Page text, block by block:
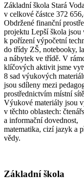
Základní škola Stará
v celkové částce 372
Obdržené finanční
projektu Lepší škola jsou
k pořízení výpočetní
do třídy ZŠ, notebooky,
a nábytek ve třídě. V
klíčových aktivit jsme
8 sad výukových
jsou sdíleny mezi
prostřednictvím místní
Výukové materiály jsou
v těchto oblastech:
a informační dovednost,
matematika, cizí jazyk a
vědy.
Základní škola